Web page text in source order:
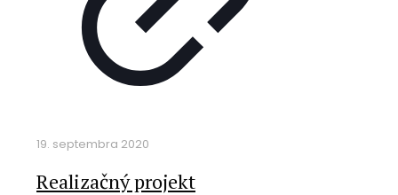
19. septembra 2020
Realizačný projekt